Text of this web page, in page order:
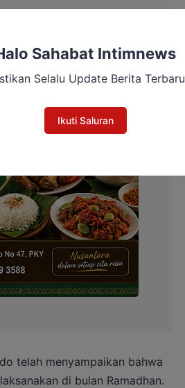
Masker di Tengah Asap
telah menyampaikan bahwa
di bulan Ramadhan.
Sahabat Intimnews
Selalu Update Berita Terbaru
Ikuti Saluran